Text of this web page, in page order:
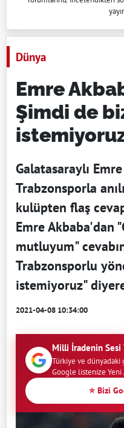
Dünya
Emre
Şimdi de
Galatasaraylı
Trabzonsporla
kulüpten flaş
Emre Akbaba'dan
mutluyum"
Trabzonsporlu
istemiyoruz"
2021-04-08 10:34:00
Milli İradenin Sesi
Türkiye ve
Google listenize
⭐ Bizi